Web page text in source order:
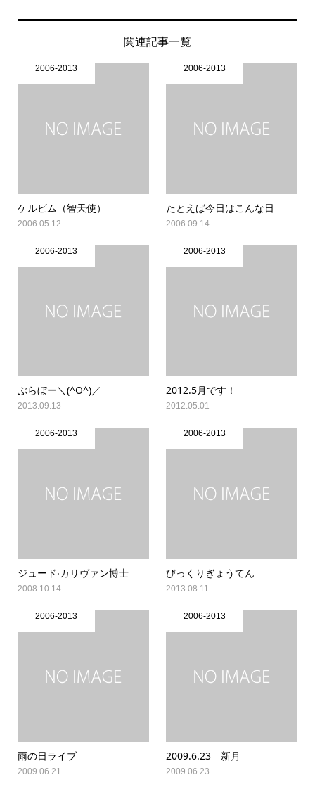
関連記事一覧
2006-2013
ケルビム（智天使）
2006.05.12
2006-2013
たとえば今日はこんな日
2006.09.14
2006-2013
ぶらぼー＼(^O^)／
2013.09.13
2006-2013
2012.5月です！
2012.05.01
2006-2013
ジュード‧カリヴァン博士
2008.10.14
2006-2013
びっくりぎょうてん
2013.08.11
2006-2013
雨の日ライブ
2009.06.21
2006-2013
2009.6.23 新月
2009.06.23